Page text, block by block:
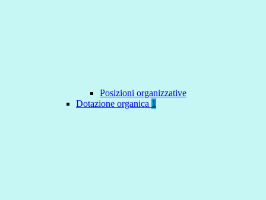
Posizioni organizzative
Dotazione organica 1